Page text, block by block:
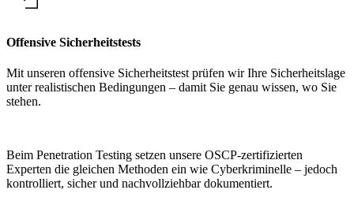
Offensive Sicherheitstests
Mit unseren offensive Sicherheitstest prüfen wir Ihre Sicherheitslage
unter realistischen Bedingungen – damit Sie genau wissen, wo Sie
stehen.
Beim Penetration Testing setzen unsere OSCP-zertifizierten
Experten die gleichen Methoden ein wie Cyberkriminelle – jedoch
kontrolliert, sicher und nachvollziehbar dokumentiert.